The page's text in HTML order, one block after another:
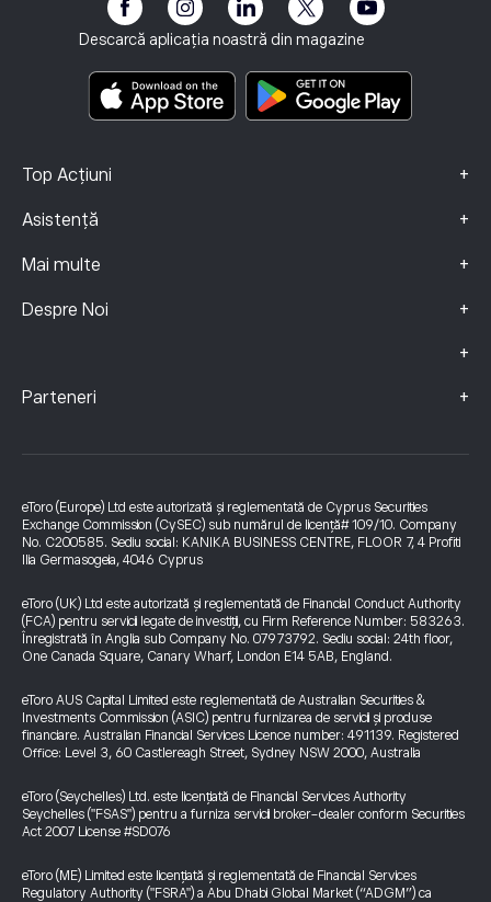
Descarcă aplicația noastră din magazine
Top Acțiuni +
Asistență +
Mai multe +
Despre Noi +
+
Termene și condiții
Documente cu informații cheie
Date Despre Reclamații (clienți FCA)
Parteneri +
Asigurari de Investiții
eToro (Europe) Ltd este autorizată și reglementată de Cyprus Securities
Exchange Commission (CySEC) sub numărul de licență# 109/10. Company
No. C200585. Sediu social: KANIKA BUSINESS CENTRE, FLOOR 7, 4 Profiti
Ilia Germasogeia, 4046 Cyprus
eToro (UK) Ltd este autorizată și reglementată de Financial Conduct Authority
(FCA) pentru servicii legate de investiții, cu Firm Reference Number: 583263.
Înregistrată în Anglia sub Company No. 07973792. Sediu social: 24th floor,
One Canada Square, Canary Wharf, London E14 5AB, England.
eToro AUS Capital Limited este reglementată de Australian Securities &
Investments Commission (ASIC) pentru furnizarea de servicii și produse
financiare. Australian Financial Services Licence number: 491139. Registered
Office: Level 3, 60 Castlereagh Street, Sydney NSW 2000, Australia
eToro (Seychelles) Ltd. este licențiată de Financial Services Authority
Seychelles ("FSAS") pentru a furniza servicii broker-dealer conform Securities
Act 2007 License #SD076
eToro (ME) Limited este licențiată și reglementată de Financial Services
Regulatory Authority ("FSRA") a Abu Dhabi Global Market (“ADGM”) ca